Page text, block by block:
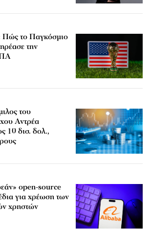
το Παγκόσμιο
την
του
Αντρέα
10 δισ. δολ.,
open-source
για χρέωση των
χρηστών